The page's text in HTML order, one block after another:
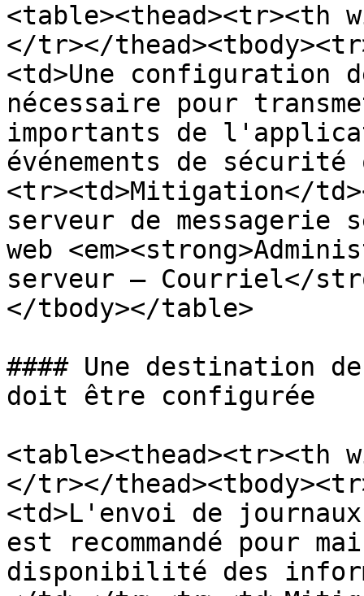
<table><thead><tr><th
</tr></
<td>Une configuration
nécessaire pour
importants de
événements de
<tr><td>Mitigation</
serveur de
web
serveur – Courriel</
</tbody></table>
#### Une destination
doit être configurée
<table><thead><tr><th
</tr></
<td>L'envoi de
est recommandé
disponibilité des